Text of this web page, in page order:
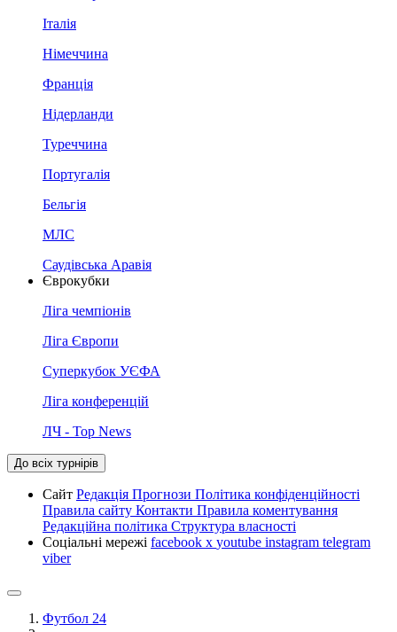
Італія
Німеччина
Франція
Нідерланди
Туреччина
Португалія
Бельгія
МЛС
Саудівська Аравія
Єврокубки
Ліга чемпіонів
Ліга Європи
Суперкубок УЄФА
Ліга конференцій
ЛЧ - Top News
До всіх турнірів
Сайт Редакція Прогнози Політика конфіденційності
Правила сайту Контакти Правила коментування
Редакційна політика Структура власності
Соціальні мережі facebook x youtube instagram telegram
viber
Футбол 24